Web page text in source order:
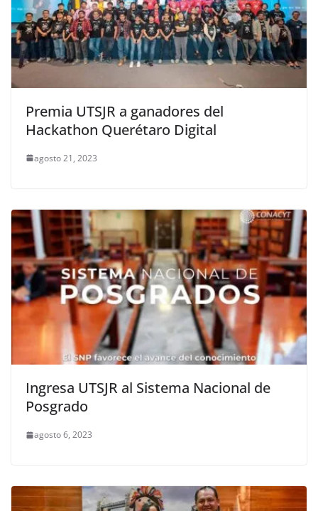
Premia UTSJR a ganadores del
Hackathon Querétaro Digital
agosto 21, 2023
Ingresa UTSJR al Sistema Nacional de
Posgrado
agosto 6, 2023